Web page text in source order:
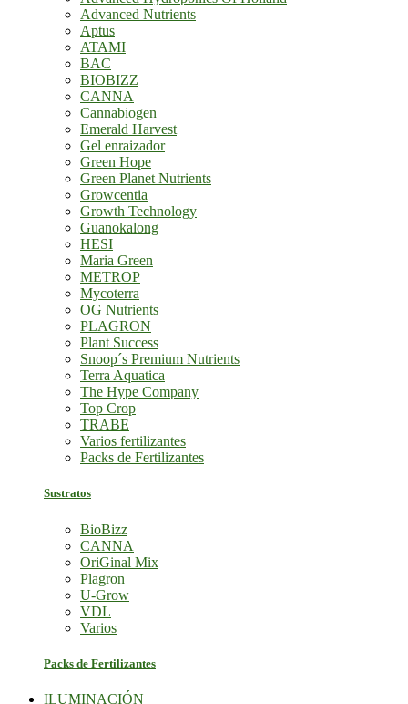
Advanced Nutrients
Aptus
ATAMI
BAC
BIOBIZZ
CANNA
Cannabiogen
Emerald Harvest
Gel enraizador
Green Hope
Green Planet Nutrients
Growcentia
Growth Technology
Guanokalong
HESI
Maria Green
METROP
Mycoterra
OG Nutrients
PLAGRON
Plant Success
Snoop´s Premium Nutrients
Terra Aquatica
The Hype Company
Top Crop
TRABE
Varios fertilizantes
Packs de Fertilizantes
Sustratos
BioBizz
CANNA
OriGinal Mix
Plagron
U-Grow
VDL
Varios
Packs de Fertilizantes
ILUMINACIÓN